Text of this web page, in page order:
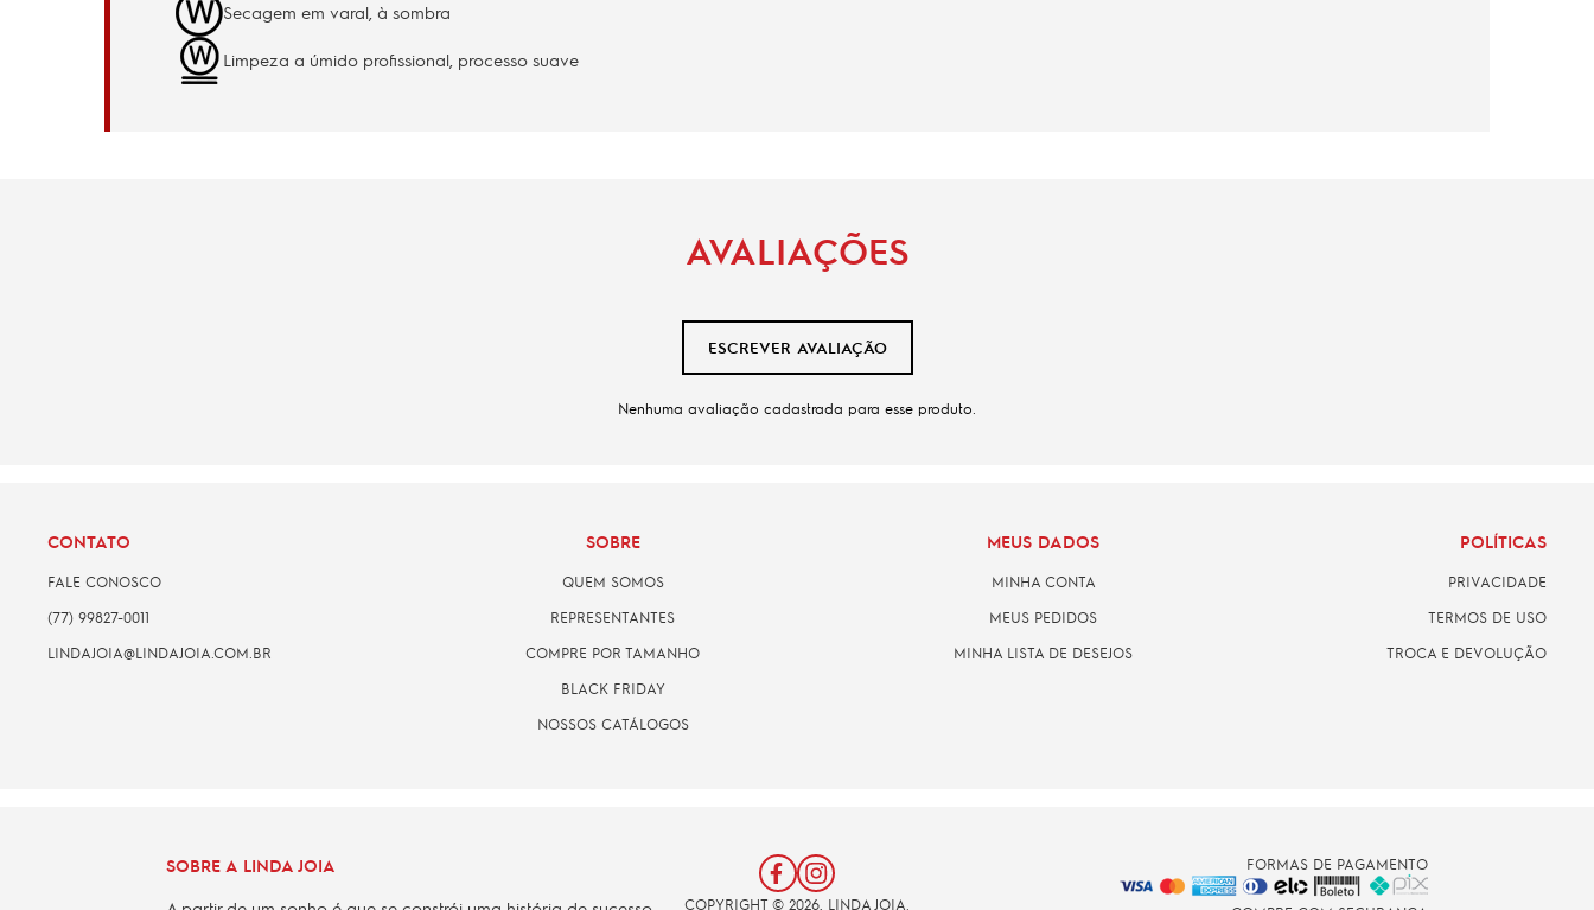
Secagem em varal, à sombra
Limpeza a úmido profissional, processo suave
AVALIAÇÕES
ESCREVER AVALIAÇÃO
Nenhuma avaliação cadastrada para esse produto.
CONTATO
FALE CONOSCO
(77) 99827-0011
LINDAJOIA@LINDAJOIA.COM.BR
SOBRE
QUEM SOMOS
REPRESENTANTES
COMPRE POR TAMANHO
BLACK FRIDAY
NOSSOS CATÁLOGOS
MEUS DADOS
MINHA CONTA
MEUS PEDIDOS
MINHA LISTA DE DESEJOS
POLÍTICAS
PRIVACIDADE
TERMOS DE USO
TROCA E DEVOLUÇÃO
SOBRE A LINDA JOIA
COPYRIGHT © 2026, LINDA JOIA.
FORMAS DE PAGAMENTO